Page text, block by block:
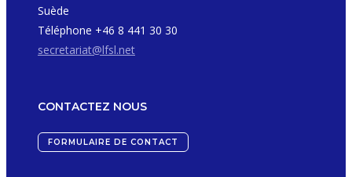
Suède
Téléphone +46 8 441 30 30
secretariat@lfsl.net
CONTACTEZ NOUS
FORMULAIRE DE CONTACT